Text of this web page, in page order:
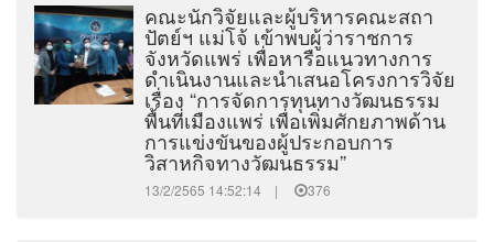
คณะนักวิจัยและผู้บริหารคณะสถา
ปัตย์ฯ แม่โจ้ เข้าพบผู้ว่าราชการ
จังหวัดแพร่ เพื่อหารือแนวทางการ
ดำเนินงานและนำเสนอโครงการวิจัย
เรื่อง “การจัดการทุนทางวัฒนธรรม
พื้นที่เมืองแพร่ เพื่อเพิ่มศักยภาพด้าน
การแข่งขันของผู้ประกอบการ
วิสาหกิจทางวัฒนธรรม”
13/2/2565 14:52:14 | 376